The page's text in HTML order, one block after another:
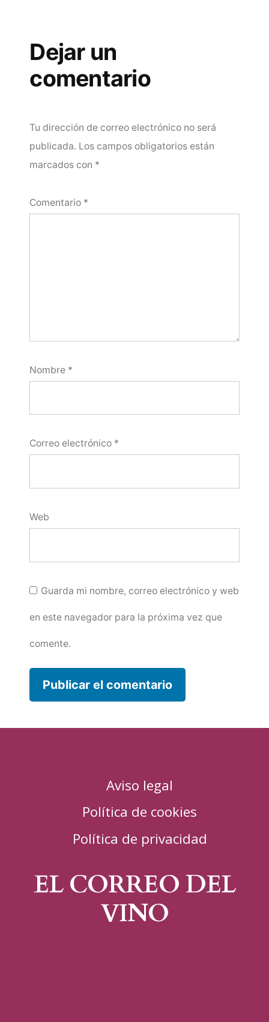
Dejar un
comentario
Tu dirección de correo electrónico no será
publicada. Los campos obligatorios están
marcados con *
Comentario *
Nombre *
Correo electrónico *
Web
Guarda mi nombre, correo electrónico y web
en este navegador para la próxima vez que
comente.
Aviso legal
Política de cookies
Política de privacidad
EL CORREO DEL
VINO